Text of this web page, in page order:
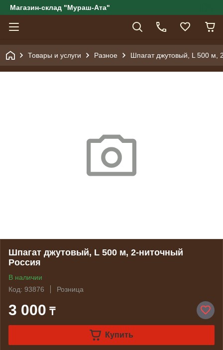
Магазин-склад "Мураш-Ата"
Товары и услуги Разное Шпагат джутовый, L 500 м,
Шпагат джутовый, L 500 м, 2-ниточный
Россия
В наличии
Код: 93876
Розница
3 000 ₸
Купить